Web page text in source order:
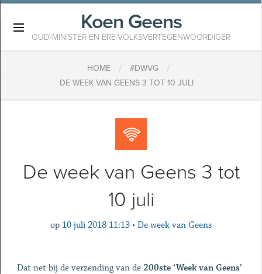
Koen Geens
OUD-MINISTER EN ERE-VOLKSVERTEGENWOORDIGER
HOME / #DWVG /
DE WEEK VAN GEENS 3 TOT 10 JULI
De week van Geens 3 tot
10 juli
op 10 juli 2018 11:13 • De week van Geens
Dat net bij de verzending van de 200ste ‘Week van Geens’